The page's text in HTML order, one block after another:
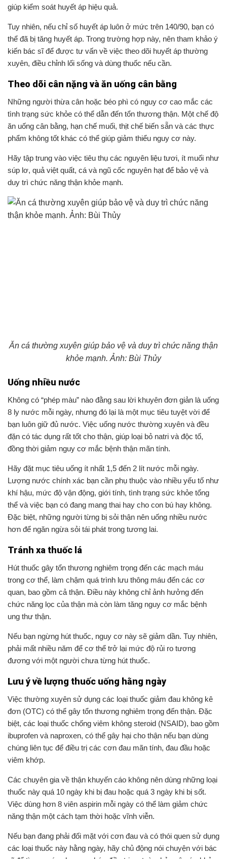
giúp kiểm soát huyết áp hiệu quả.
Tuy nhiên, nếu chỉ số huyết áp luôn ở mức trên 140/90, bạn có
thể đã bị tăng huyết áp. Trong trường hợp này, nên tham khảo ý
kiến bác sĩ để được tư vấn về việc theo dõi huyết áp thường
xuyên, điều chỉnh lối sống và dùng thuốc nếu cần.
Theo dõi cân nặng và ăn uống cân bằng
Những người thừa cân hoặc béo phì có nguy cơ cao mắc các
tình trạng sức khỏe có thể dẫn đến tổn thương thận. Một chế độ
ăn uống cân bằng, hạn chế muối, thịt chế biến sẵn và các thực
phẩm không tốt khác có thể giúp giảm thiểu nguy cơ này.
Hãy tập trung vào việc tiêu thụ các nguyên liệu tươi, ít muối như
súp lơ, quả việt quất, cá và ngũ cốc nguyên hạt để bảo vệ và
duy trì chức năng thận khỏe mạnh.
Ăn cá thường xuyên giúp bảo vệ và duy trì chức năng thận
khỏe mạnh. Ảnh: Bùi Thủy
Uống nhiều nước
Không có “phép màu” nào đằng sau lời khuyên đơn giản là uống
8 ly nước mỗi ngày, nhưng đó lại là một mục tiêu tuyệt vời để
bạn luôn giữ đủ nước. Việc uống nước thường xuyên và đều
đặn có tác dụng rất tốt cho thận, giúp loại bỏ natri và độc tố,
đồng thời giảm nguy cơ mắc bệnh thận mãn tính.
Hãy đặt mục tiêu uống ít nhất 1,5 đến 2 lít nước mỗi ngày.
Lượng nước chính xác bạn cần phụ thuộc vào nhiều yếu tố như
khí hậu, mức độ vận động, giới tính, tình trạng sức khỏe tổng
thể và việc bạn có đang mang thai hay cho con bú hay không.
Đặc biệt, những người từng bị sỏi thận nên uống nhiều nước
hơn để ngăn ngừa sỏi tái phát trong tương lai.
Tránh xa thuốc lá
Hút thuốc gây tổn thương nghiêm trọng đến các mạch máu
trong cơ thể, làm chậm quá trình lưu thông máu đến các cơ
quan, bao gồm cả thận. Điều này không chỉ ảnh hưởng đến
chức năng lọc của thận mà còn làm tăng nguy cơ mắc bệnh
ung thư thận.
Nếu bạn ngừng hút thuốc, nguy cơ này sẽ giảm dần. Tuy nhiên,
phải mất nhiều năm để cơ thể trở lại mức độ rủi ro tương
đương với một người chưa từng hút thuốc.
Lưu ý về lượng thuốc uống hằng ngày
Việc thường xuyên sử dụng các loại thuốc giảm đau không kê
đơn (OTC) có thể gây tổn thương nghiêm trọng đến thận. Đặc
biệt, các loại thuốc chống viêm không steroid (NSAID), bao gồm
ibuprofen và naproxen, có thể gây hại cho thận nếu bạn dùng
chúng liên tục để điều trị các cơn đau mãn tính, đau đầu hoặc
viêm khớp.
Các chuyên gia về thận khuyến cáo không nên dùng những loại
thuốc này quá 10 ngày khi bị đau hoặc quá 3 ngày khi bị sốt.
Việc dùng hơn 8 viên aspirin mỗi ngày có thể làm giảm chức
năng thận một cách tạm thời hoặc vĩnh viễn.
Nếu bạn đang phải đối mặt với cơn đau và có thói quen sử dụng
các loại thuốc này hằng ngày, hãy chủ động nói chuyện với bác